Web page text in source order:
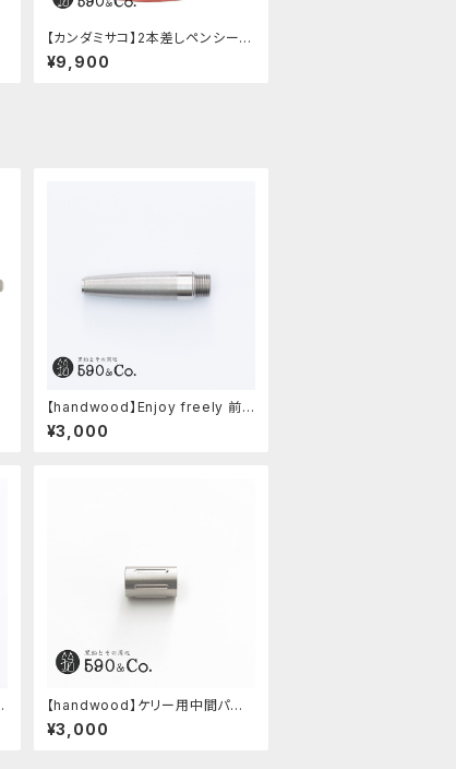
【カンダミサコ】2本差しペンシー
ス・ミネルバボックス (ローズアン
ティコ)
¥9,900
【handwood】Enjoy freely 前
軸・滑り止め(ステンレス)
¥3,000
【handwood】ケリー用中間パー
ツ/カスタムグリップ (縦溝/ステン
レス)
¥3,000